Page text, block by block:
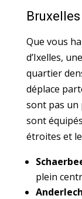
Bruxelles
Que vous
d’Ixelles,
quartier
déplace
sont pas un
sont
étroites et
plein